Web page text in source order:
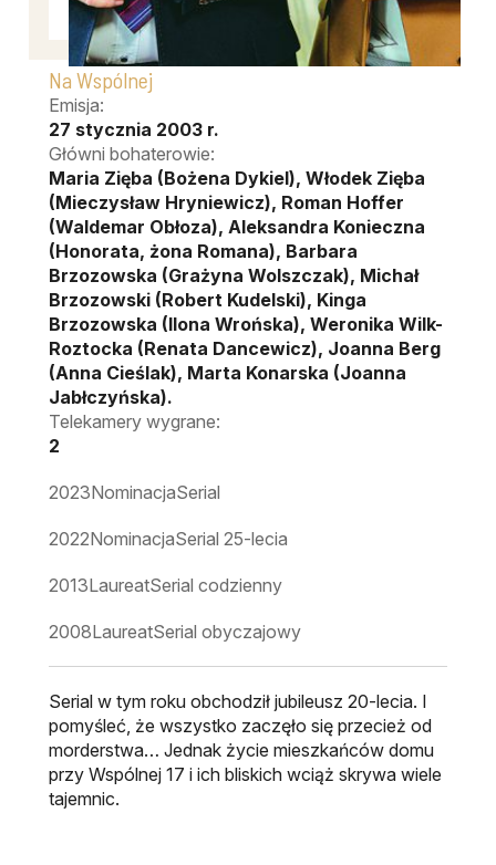
Na Wspólnej
Emisja:
27 stycznia 2003 r.
Główni bohaterowie:
Maria Zięba (Bożena Dykiel), Włodek Zięba
(Mieczysław Hryniewicz), Roman Hoffer
(Waldemar Obłoza), Aleksandra Konieczna
(Honorata, żona Romana), Barbara
Brzozowska (Grażyna Wolszczak), Michał
Brzozowski (Robert Kudelski), Kinga
Brzozowska (Ilona Wrońska), Weronika Wilk-
Roztocka (Renata Dancewicz), Joanna Berg
(Anna Cieślak), Marta Konarska (Joanna
Jabłczyńska).
Telekamery wygrane:
2
2023NominacjaSerial
2022NominacjaSerial 25-lecia
2013LaureatSerial codzienny
2008LaureatSerial obyczajowy
Serial w tym roku obchodził jubileusz 20-lecia. I
pomyśleć, że wszystko zaczęło się przecież od
morderstwa… Jednak życie mieszkańców domu
przy Wspólnej 17 i ich bliskich wciąż skrywa wiele
tajemnic.